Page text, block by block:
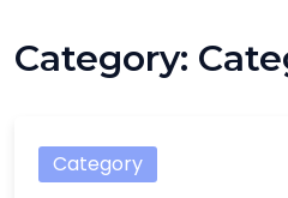
Category:
Category